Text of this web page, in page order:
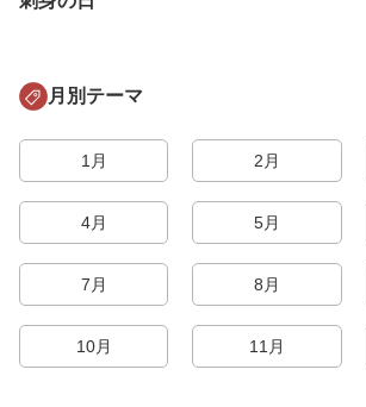
月別テーマ
1月 2月
4月 5月
7月 8月
10月 11月